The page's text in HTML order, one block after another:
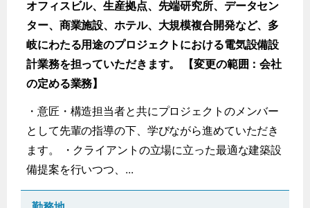
オフィスビル、生産拠点、先端研究所、データセン
ター、商業施設、ホテル、大規模複合開発など、多
岐にわたる用途のプロジェクトにおける電気設備設
計業務を担っていただきます。 【変更の範囲：会社
の定める業務】
・意匠・構造担当者と共にプロジェクトのメンバー
として先輩の指導の下、学びながら進めていただき
ます。 ・クライアントの立場に立った最適な建築設
備提案を行いつつ、...